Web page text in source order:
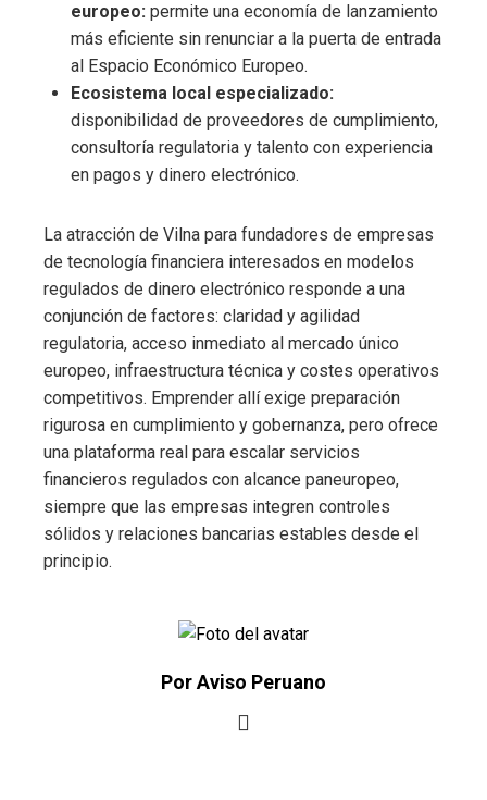
europeo: permite una economía de lanzamiento
más eficiente sin renunciar a la puerta de entrada
al Espacio Económico Europeo.
Ecosistema local especializado:
disponibilidad de proveedores de cumplimiento,
consultoría regulatoria y talento con experiencia
en pagos y dinero electrónico.
La atracción de Vilna para fundadores de empresas
de tecnología financiera interesados en modelos
regulados de dinero electrónico responde a una
conjunción de factores: claridad y agilidad
regulatoria, acceso inmediato al mercado único
europeo, infraestructura técnica y costes operativos
competitivos. Emprender allí exige preparación
rigurosa en cumplimiento y gobernanza, pero ofrece
una plataforma real para escalar servicios
financieros regulados con alcance paneuropeo,
siempre que las empresas integren controles
sólidos y relaciones bancarias estables desde el
principio.
Por Aviso Peruano